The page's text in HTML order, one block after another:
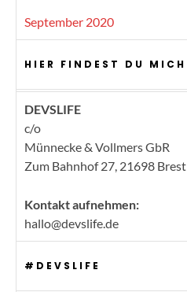
September 2020
HIER FINDEST DU MICH
DEVSLIFE
c/o
Münnecke & Vollmers GbR
Zum Bahnhof 27, 21698 Brest
Kontakt aufnehmen:
hallo@devslife.de
#DEVSLIFE